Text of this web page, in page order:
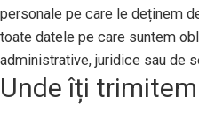
personale pe care le deținem
toate datele pe care suntem
administrative, juridice sau de
Unde îți